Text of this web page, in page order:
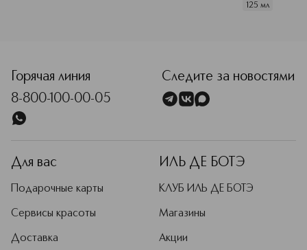
125 мл
Горячая линия
8-800-100-00-05
Следите за новостями
Для вас
Подарочные карты
Сервисы красоты
Доставка
ИЛЬ ДЕ БОТЭ
КЛУБ ИЛЬ ДЕ БОТЭ
Магазины
Акции